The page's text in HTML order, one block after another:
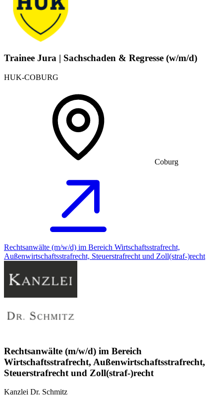
Trainee Jura | Sachschaden & Regresse (w/m/d)
HUK-COBURG
Coburg
Rechtsanwälte (m/w/d) im Bereich Wirtschaftsstrafrecht,
Außenwirtschaftsstrafrecht, Steuerstrafrecht und Zoll(straf-)recht
Rechtsanwälte (m/w/d) im Bereich
Wirtschaftsstrafrecht, Außenwirtschaftsstrafrecht,
Steuerstrafrecht und Zoll(straf-)recht
Kanzlei Dr. Schmitz